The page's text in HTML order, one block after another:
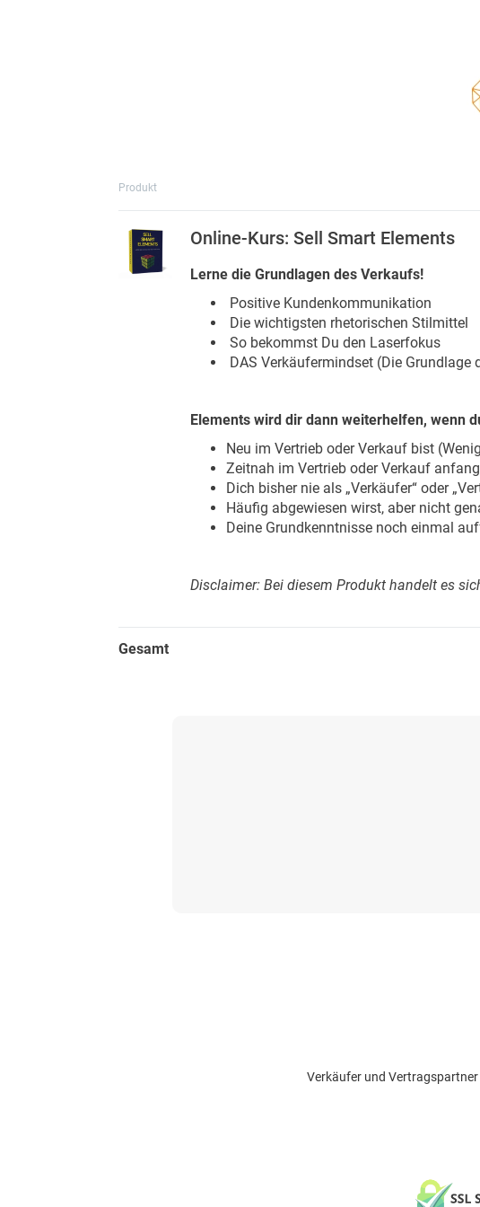
Produkt
Online-Kurs: Sell Smart Elements
Lerne die Grundlagen des Verkaufs!
Positive Kundenkommunikation
Die wichtigsten rhetorischen Stilmittel
So bekommst Du den Laserfokus
DAS Verkäufermindset (Die Grundlage
Elements wird dir dann weiterhelfen, wenn
Neu im Vertrieb oder Verkauf bist
Zeitnah im Vertrieb oder Verkauf
Dich bisher nie als „Verkäufer“ oder
Häufig abgewiesen wirst, aber nicht
Deine Grundkenntnisse noch einmal
Disclaimer: Bei diesem Produkt handelt es
Gesamt
Verkäufer und